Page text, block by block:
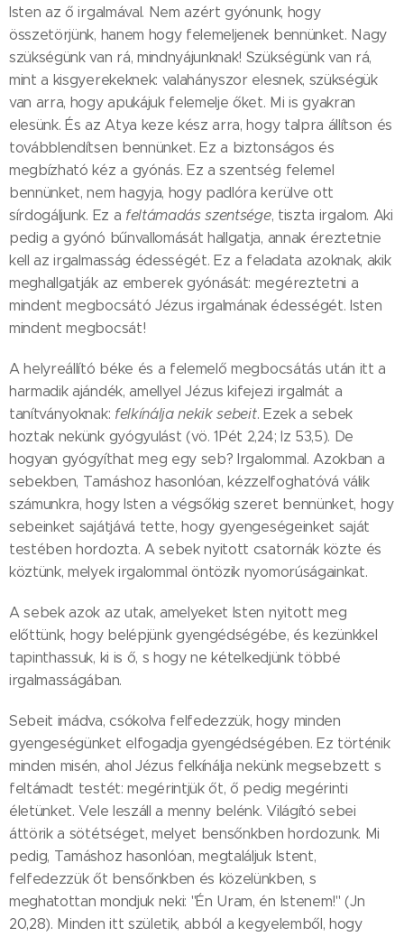
Isten az ő irgalmával. Nem azért gyónunk, hogy
összetörjünk, hanem hogy felemeljenek bennünket. Nagy
szükségünk van rá, mindnyájunknak! Szükségünk van rá,
mint a kisgyerekeknek: valahányszor elesnek, szükségük
van arra, hogy apukájuk felemelje őket. Mi is gyakran
elesünk. És az Atya keze kész arra, hogy talpra állítson és
továbblendítsen bennünket. Ez a biztonságos és
megbízható kéz a gyónás. Ez a szentség felemel
bennünket, nem hagyja, hogy padlóra kerülve ott
sírdogáljunk. Ez a feltámadás szentsége, tiszta irgalom. Aki
pedig a gyónó bűnvallomását hallgatja, annak éreztetnie
kell az irgalmasság édességét. Ez a feladata azoknak, akik
meghallgatják az emberek gyónását: megéreztetni a
mindent megbocsátó Jézus irgalmának édességét. Isten
mindent megbocsát!
A helyreállító béke és a felemelő megbocsátás után itt a
harmadik ajándék, amellyel Jézus kifejezi irgalmát a
tanítványoknak: felkínálja nekik sebeit. Ezek a sebek
hoztak nekünk gyógyulást (vö. 1Pét 2,24; Iz 53,5). De
hogyan gyógyíthat meg egy seb? Irgalommal. Azokban a
sebekben, Tamáshoz hasonlóan, kézzelfoghatóvá válik
számunkra, hogy Isten a végsőkig szeret bennünket, hogy
sebeinket sajátjává tette, hogy gyengeségeinket saját
testében hordozta. A sebek nyitott csatornák közte és
köztünk, melyek irgalommal öntözik nyomorúságainkat.
A sebek azok az utak, amelyeket Isten nyitott meg
előttünk, hogy belépjünk gyengédségébe, és kezünkkel
tapinthassuk, ki is ő, s hogy ne kételkedjünk többé
irgalmasságában.
Sebeit imádva, csókolva felfedezzük, hogy minden
gyengeségünket elfogadja gyengédségében. Ez történik
minden misén, ahol Jézus felkínálja nekünk megsebzett s
feltámadt testét: megérintjük őt, ő pedig megérinti
életünket. Vele leszáll a menny belénk. Világító sebei
áttörik a sötétséget, melyet bensőnkben hordozunk. Mi
pedig, Tamáshoz hasonlóan, megtaláljuk Istent,
felfedezzük őt bensőnkben és közelünkben, s
meghatottan mondjuk neki: "Én Uram, én Istenem!" (Jn
20,28). Minden itt születik, abból a kegyelemből, hogy